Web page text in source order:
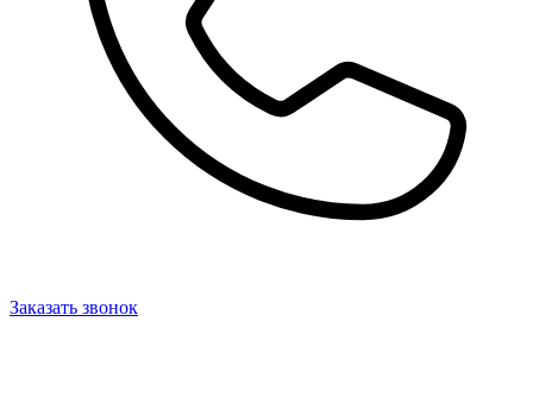
Заказать звонок